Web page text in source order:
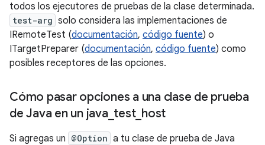
todos los ejecutores de pruebas de la clase determinada.
test-arg solo considera las implementaciones de
IRemoteTest (documentación, código fuente) o
ITargetPreparer (documentación, código fuente) como
posibles receptores de las opciones.
Cómo pasar opciones a una clase de prueba
de Java en un java_ test_ host
Si agregas un @Option a tu clase de prueba de Java